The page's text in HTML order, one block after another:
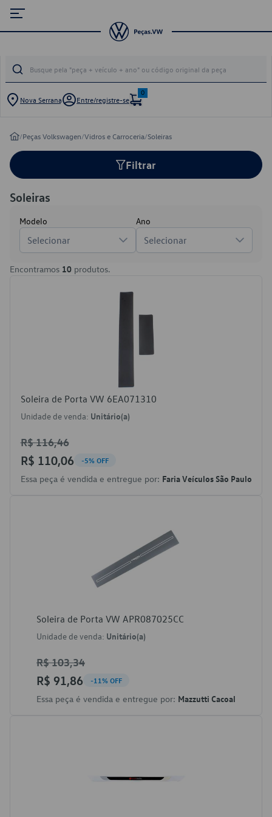
Nova Serrana Entre/registre-se
0
/Peças Volkswagen/Vidros e Carroceria/Soleiras
Filtrar
Soleiras
Modelo
Selecionar
Ano
Selecionar
Encontramos 10 produtos.
Soleira de Porta VW 6EA071310
Unidade de venda: Unitário(a)
R$ 116,46
R$ 110,06 -5% OFF
Essa peça é vendida e entregue por: Faria Veículos São Paulo
Soleira de Porta VW APR087025CC
Unidade de venda: Unitário(a)
R$ 103,34
R$ 91,86 -11% OFF
Essa peça é vendida e entregue por: Mazzutti Cacoal